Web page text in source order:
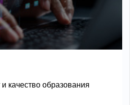
качество образования